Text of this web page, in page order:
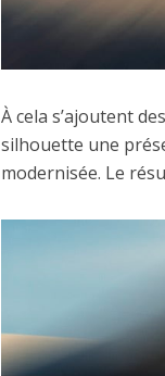
À cela s’ajoutent
silhouette une
modernisée. Le